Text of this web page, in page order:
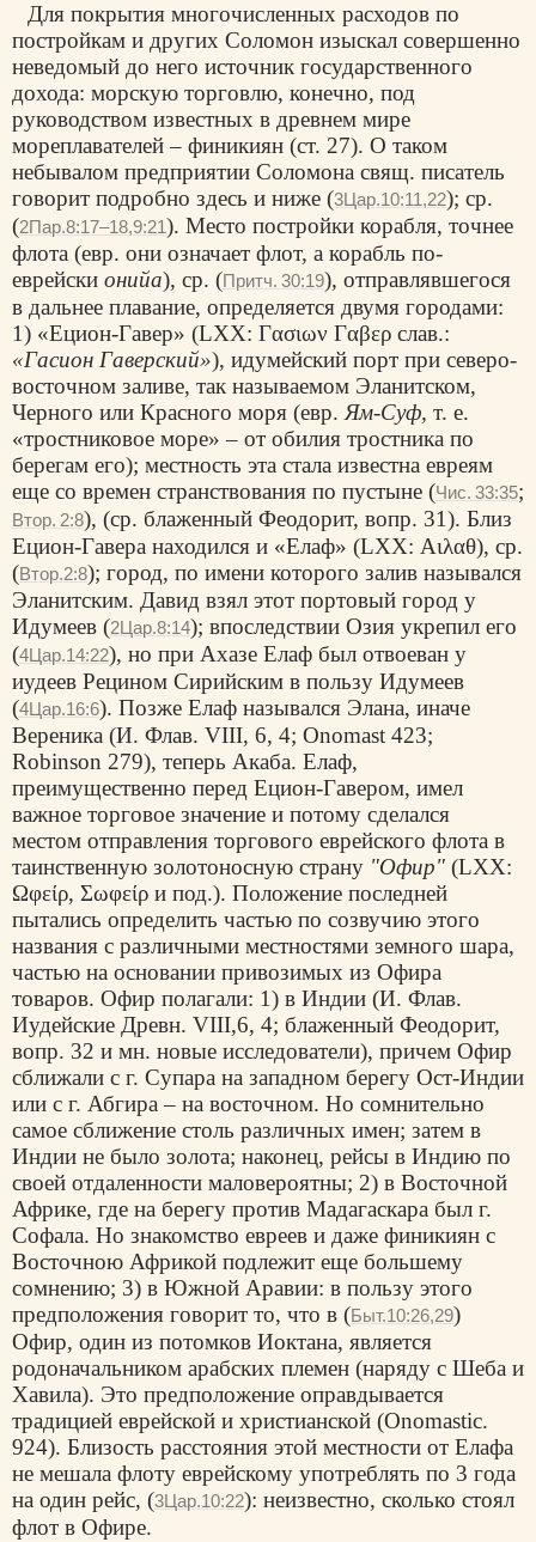
Для покрытия многочисленных расходов по
постройкам и других Соломон изыскал совершенно
неведомый до него источник государственного
дохода: морскую торговлю, конечно, под
руководством известных в древнем мире
мореплавателей – финикиян (ст. 27). О таком
небывалом предприятии Соломона свящ. писатель
говорит подробно здесь и ниже (3Цар.10:11,22); ср.
(2Пар.8:17–18,9:21). Место постройки корабля, точнее
флота (евр. они означает флот, а корабль по-
еврейски онийа), ср. (Притч. 30:19), отправлявшегося
в дальнее плавание, определяется двумя городами:
1) «Ецион-Гавер» (LXX: Γασιων Γαβερ слав.:
«Гасион Гаверский»), идумейский порт при северо-
восточном заливе, так называемом Эланитском,
Черного или Красного моря (евр. Ям-Суф, т. е.
«тростниковое море» – от обилия тростника по
берегам его); местность эта стала известна евреям
еще со времен странствования по пустыне (Чис. 33:35;
Втор. 2:8), (ср. блаженный Феодорит, вопр. 31). Близ
Ецион-Гавера находился и «Елаф» (LXX: Αιλαθ), ср.
(Втор.2:8); город, по имени которого залив назывался
Эланитским. Давид взял этот портовый город у
Идумеев (2Цар.8:14); впоследствии Озия укрепил его
(4Цар.14:22), но при Ахазе Елаф был отвоеван у
иудеев Рецином Сирийским в пользу Идумеев
(4Цар.16:6). Позже Елаф назывался Элана, иначе
Вереника (И. Флав. VIII, 6, 4; Onomast 423;
Robinson 279), теперь Акаба. Елаф,
преимущественно перед Ецион-Гавером, имел
важное торговое значение и потому сделался
местом отправления торгового еврейского флота в
таинственную золотоносную страну "Офир" (LXX:
Ωφείρ, Σωφείρ и под.). Положение последней
пытались определить частью по созвучию этого
названия с различными местностями земного шара,
частью на основании привозимых из Офира
товаров. Офир полагали: 1) в Индии (И. Флав.
Иудейские Древн. VIII,6, 4; блаженный Феодорит,
вопр. 32 и мн. новые исследователи), причем Офир
сближали с г. Супара на западном берегу Ост-Индии
или с г. Абгира – на восточном. Но сомнительно
самое сближение столь различных имен; затем в
Индии не было золота; наконец, рейсы в Индию по
своей отдаленности маловероятны; 2) в Восточной
Африке, где на берегу против Мадагаскара был г.
Софала. Но знакомство евреев и даже финикиян с
Восточною Африкой подлежит еще большему
сомнению; 3) в Южной Аравии: в пользу этого
предположения говорит то, что в (Быт.10:26,29)
Офир, один из потомков Иоктана, является
родоначальником арабских племен (наряду с Шеба и
Хавила). Это предположение оправдывается
традицией еврейской и христианской (Onomastic.
924). Близость расстояния этой местности от Елафа
не мешала флоту еврейскому употреблять по 3 года
на один рейс, (3Цар.10:22): неизвестно, сколько стоял
флот в Офире.